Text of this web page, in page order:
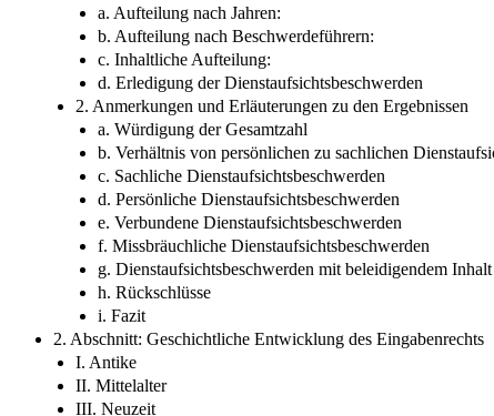
a. Aufteilung nach Jahren:
b. Aufteilung nach Beschwerdeführern:
c. Inhaltliche Aufteilung:
d. Erledigung der Dienstaufsichtsbeschwerden
2. Anmerkungen und Erläuterungen zu den Ergebnissen
a. Würdigung der Gesamtzahl
b. Verhältnis von persönlichen zu sachlichen
c. Sachliche Dienstaufsichtsbeschwerden
d. Persönliche Dienstaufsichtsbeschwerden
e. Verbundene Dienstaufsichtsbeschwerden
f. Missbräuchliche Dienstaufsichtsbeschwerden
g. Dienstaufsichtsbeschwerden mit beleidigendem Inhalt
h. Rückschlüsse
i. Fazit
2. Abschnitt: Geschichtliche Entwicklung des Eingabenrechts
I. Antike
II. Mittelalter
III. Neuzeit